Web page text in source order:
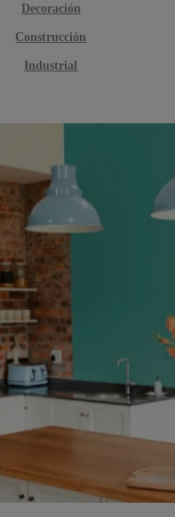
Decoración
Construcción
Industrial